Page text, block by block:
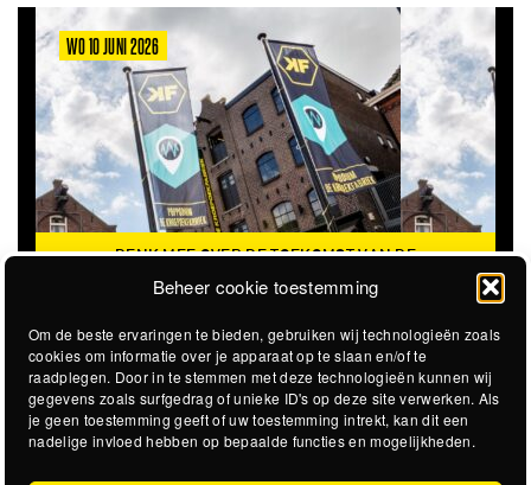
Beheer cookie toestemming
Om de beste ervaringen te bieden, gebruiken wij technologieën zoals
cookies om informatie over je apparaat op te slaan en/of te
raadplegen. Door in te stemmen met deze technologieën kunnen wij
gegevens zoals surfgedrag of unieke ID's op deze site verwerken. Als
je geen toestemming geeft of uw toestemming intrekt, kan dit een
nadelige invloed hebben op bepaalde functies en mogelijkheden.
WO 10 JUNI 2026
DENK MEE OVER DE TOEKOMST VAN DE
KROEPOEKFABRIEK